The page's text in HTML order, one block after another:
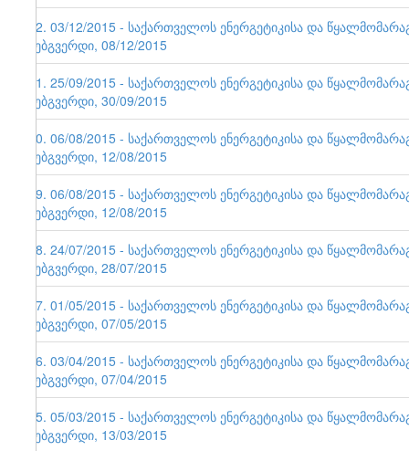
72. 03/12/2015 - საქართველოს ენერგეტიკისა და
ვებგვერდი, 08/12/2015
71. 25/09/2015 - საქართველოს ენერგეტიკისა და
ვებგვერდი, 30/09/2015
70. 06/08/2015 - საქართველოს ენერგეტიკისა და
ვებგვერდი, 12/08/2015
69. 06/08/2015 - საქართველოს ენერგეტიკისა და
ვებგვერდი, 12/08/2015
68. 24/07/2015 - საქართველოს ენერგეტიკისა და
ვებგვერდი, 28/07/2015
67. 01/05/2015 - საქართველოს ენერგეტიკისა და
ვებგვერდი, 07/05/2015
66. 03/04/2015 - საქართველოს ენერგეტიკისა და
ვებგვერდი, 07/04/2015
65. 05/03/2015 - საქართველოს ენერგეტიკისა და
ვებგვერდი, 13/03/2015